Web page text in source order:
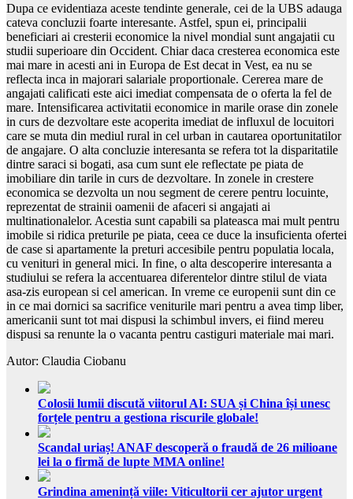
Dupa ce evidentiaza aceste tendinte generale, cei de la UBS adauga
cateva concluzii foarte interesante. Astfel, spun ei, principalii
beneficiari ai cresterii economice la nivel mondial sunt angajatii cu
studii superioare din Occident. Chiar daca cresterea economica este
mai mare in acesti ani in Europa de Est decat in Vest, ea nu se
reflecta inca in majorari salariale proportionale. Cererea mare de
angajati calificati este aici imediat compensata de o oferta la fel de
mare. Intensificarea activitatii economice in marile orase din zonele
in curs de dezvoltare este acoperita imediat de influxul de locuitori
care se muta din mediul rural in cel urban in cautarea oportunitatilor
de angajare. O alta concluzie interesanta se refera tot la disparitatile
dintre saraci si bogati, asa cum sunt ele reflectate pe piata de
imobiliare din tarile in curs de dezvoltare. In zonele in crestere
economica se dezvolta un nou segment de cerere pentru locuinte,
reprezentat de strainii oamenii de afaceri si angajati ai
multinationalelor. Acestia sunt capabili sa plateasca mai mult pentru
imobile si ridica preturile pe piata, ceea ce duce la insuficienta ofertei
de case si apartamente la preturi accesibile pentru populatia locala,
cu venituri in general mici. In fine, o alta descoperire interesanta a
studiului se refera la accentuarea diferentelor dintre stilul de viata
asa-zis european si cel american. In vreme ce europenii sunt din ce
in ce mai dornici sa sacrifice veniturile mari pentru a avea timp liber,
americanii sunt tot mai dispusi la schimbul invers, ei fiind mereu
dispusi sa renunte la o vacanta pentru castiguri materiale mai mari.
Autor: Claudia Ciobanu
Colosii lumii discută viitorul AI: SUA și China își unesc
forțele pentru a gestiona riscurile globale!
Scandal uriaș! ANAF descoperă o fraudă de 26 milioane
lei la o firmă de lupte MMA online!
Grindina amenință viile: Viticultorii cer ajutor urgent